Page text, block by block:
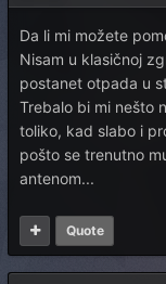
Da li mi možete
Nisam u klasičnoj
postanet otpada u
Trebalo bi mi nešto
toliko, kad slabo i
pošto se trenutno
antenom...
Quote